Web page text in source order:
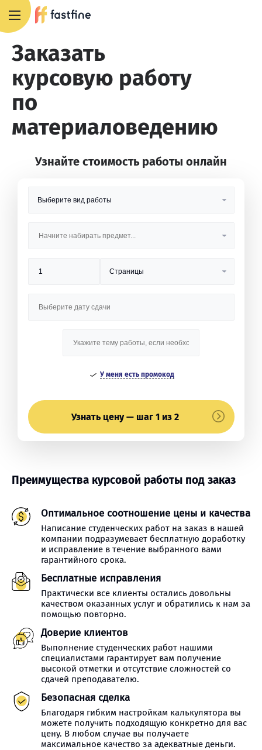
Заказать
курсовую работу
по
материаловедению
Узнайте стоимость работы онлайн
У меня есть промокод
Узнать цену — шаг 1 из 2
Преимущества курсовой работы под заказ
Оптимальное соотношение цены и качества
Написание студенческих работ на заказ в нашей
компании подразумевает бесплатную доработку
и исправление в течение выбранного вами
гарантийного срока.
Бесплатные исправления
Практически все клиенты остались довольны
качеством оказанных услуг и обратились к нам за
помощью повторно.
Доверие клиентов
Выполнение студенческих работ нашими
специалистами гарантирует вам получение
высокой отметки и отсутствие сложностей со
сдачей преподавателю.
Безопасная сделка
Благодаря гибким настройкам калькулятора вы
можете получить подходящую конкретно для вас
цену. В любом случае вы получаете
максимальное качество за адекватные деньги.